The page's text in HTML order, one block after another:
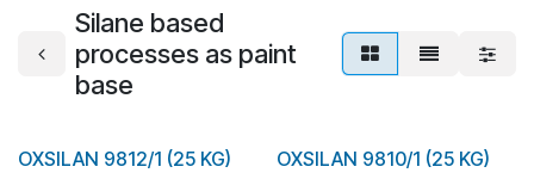
Silane based
processes as paint
base
OXSILAN 9812/1 (25 KG)
OXSILAN 9810/1 (25 KG)